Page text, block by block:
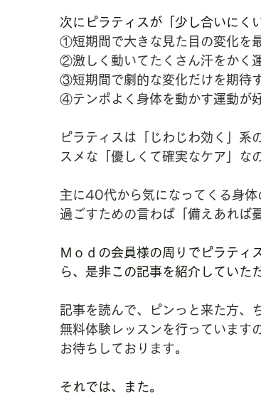
次にピラティスが「少し合いにく
①短期間で大きな見た目の変化を
②激しく動いてたくさん汗をかく
③短期間で劇的な変化だけを期待
④テンポよく身体を動かす運動が
ピラティスは「じわじわ効く」系
スメな「優しくて確実なケア」な
主に40代から気になってくる身
過ごすための言わば「備えあれば
Ｍｏｄの会員様の周りでピラティ
ら、是非この記事を紹介していた
記事を読んで、ピンっと来た方、
無料体験レッスンを行っています
お待ちしております。
それでは、また。